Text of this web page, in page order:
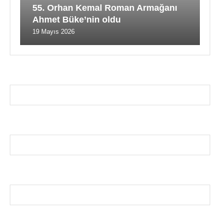
55. Orhan Kemal Roman Armağanı
Ahmet Büke’nin oldu
19 Mayıs 2026